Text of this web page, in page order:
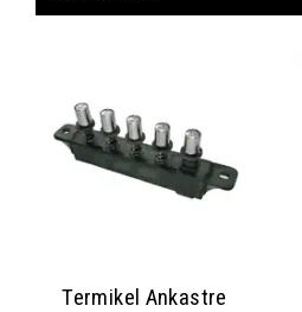
Termikel Ankastre